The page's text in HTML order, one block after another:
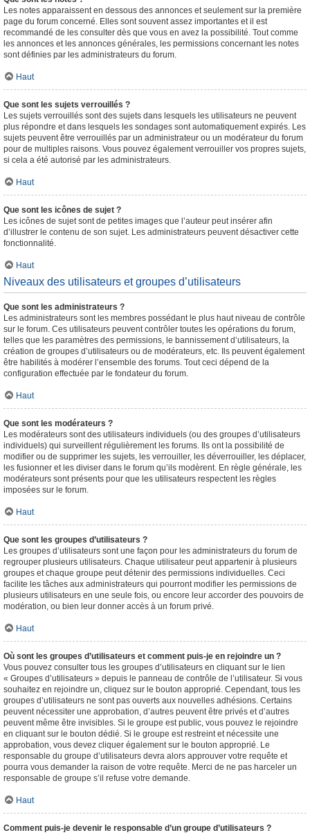
Les notes apparaissent en dessous des annonces et seulement sur la première
page du forum concerné. Elles sont souvent assez importantes et il est
recommandé de les consulter dès que vous en avez la possibilité. Tout comme
les annonces et les annonces générales, les permissions concernant les notes
sont définies par les administrateurs du forum.
Haut
Que sont les sujets verrouillés ?
Les sujets verrouillés sont des sujets dans lesquels les utilisateurs ne peuvent
plus répondre et dans lesquels les sondages sont automatiquement expirés. Les
sujets peuvent être verrouillés par un administrateur ou un modérateur du forum
pour de multiples raisons. Vous pouvez également verrouiller vos propres sujets,
si cela a été autorisé par les administrateurs.
Haut
Que sont les icônes de sujet ?
Les icônes de sujet sont de petites images que l’auteur peut insérer afin
d’illustrer le contenu de son sujet. Les administrateurs peuvent désactiver cette
fonctionnalité.
Haut
Niveaux des utilisateurs et groupes d’utilisateurs
Que sont les administrateurs ?
Les administrateurs sont les membres possédant le plus haut niveau de contrôle
sur le forum. Ces utilisateurs peuvent contrôler toutes les opérations du forum,
telles que les paramètres des permissions, le bannissement d’utilisateurs, la
création de groupes d’utilisateurs ou de modérateurs, etc. Ils peuvent également
être habilités à modérer l’ensemble des forums. Tout ceci dépend de la
configuration effectuée par le fondateur du forum.
Haut
Que sont les modérateurs ?
Les modérateurs sont des utilisateurs individuels (ou des groupes d’utilisateurs
individuels) qui surveillent régulièrement les forums. Ils ont la possibilité de
modifier ou de supprimer les sujets, les verrouiller, les déverrouiller, les déplacer,
les fusionner et les diviser dans le forum qu’ils modèrent. En règle générale, les
modérateurs sont présents pour que les utilisateurs respectent les règles
imposées sur le forum.
Haut
Que sont les groupes d’utilisateurs ?
Les groupes d’utilisateurs sont une façon pour les administrateurs du forum de
regrouper plusieurs utilisateurs. Chaque utilisateur peut appartenir à plusieurs
groupes et chaque groupe peut détenir des permissions individuelles. Ceci
facilite les tâches aux administrateurs qui pourront modifier les permissions de
plusieurs utilisateurs en une seule fois, ou encore leur accorder des pouvoirs de
modération, ou bien leur donner accès à un forum privé.
Haut
Où sont les groupes d’utilisateurs et comment puis-je en rejoindre un ?
Vous pouvez consulter tous les groupes d’utilisateurs en cliquant sur le lien
« Groupes d’utilisateurs » depuis le panneau de contrôle de l’utilisateur. Si vous
souhaitez en rejoindre un, cliquez sur le bouton approprié. Cependant, tous les
groupes d’utilisateurs ne sont pas ouverts aux nouvelles adhésions. Certains
peuvent nécessiter une approbation, d’autres peuvent être privés et d’autres
peuvent même être invisibles. Si le groupe est public, vous pouvez le rejoindre
en cliquant sur le bouton dédié. Si le groupe est restreint et nécessite une
approbation, vous devez cliquer également sur le bouton approprié. Le
responsable du groupe d’utilisateurs devra alors approuver votre requête et
pourra vous demander la raison de votre requête. Merci de ne pas harceler un
responsable de groupe s’il refuse votre demande.
Haut
Comment puis-je devenir le responsable d’un groupe d’utilisateurs ?